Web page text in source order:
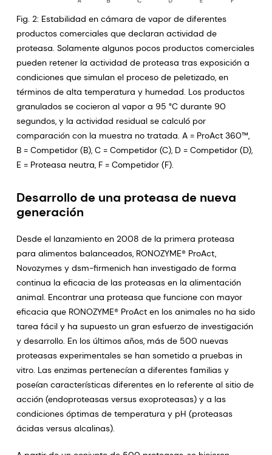
Fig. 2: Estabilidad en cámara de vapor de diferentes
productos comerciales que declaran actividad de
proteasa. Solamente algunos pocos productos comerciales
pueden retener la actividad de proteasa tras exposición a
condiciones que simulan el proceso de peletizado, en
términos de alta temperatura y humedad. Los productos
granulados se cocieron al vapor a 95 °C durante 90
segundos, y la actividad residual se calculó por
comparación con la muestra no tratada. A = ProAct 360™,
B = Competidor (B), C = Competidor (C), D = Competidor (D),
E = Proteasa neutra, F = Competidor (F).
Desarrollo de una proteasa de nueva
generación
Desde el lanzamiento en 2008 de la primera proteasa
para alimentos balanceados, RONOZYME® ProAct,
Novozymes y dsm-firmenich han investigado de forma
continua la eficacia de las proteasas en la alimentación
animal. Encontrar una proteasa que funcione con mayor
eficacia que RONOZYME® ProAct en los animales no ha sido
tarea fácil y ha supuesto un gran esfuerzo de investigación
y desarrollo. En los últimos años, más de 500 nuevas
proteasas experimentales se han sometido a pruebas in
vitro. Las enzimas pertenecían a diferentes familias y
poseían características diferentes en lo referente al sitio de
acción (endoproteasas versus exoproteasas) y a las
condiciones óptimas de temperatura y pH (proteasas
ácidas versus alcalinas).